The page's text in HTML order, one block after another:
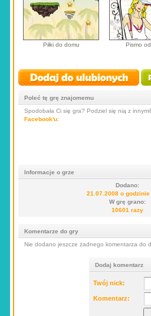
Piłki do domu Pismo
Poleć tę grę znajomemu
Spodobała Ci się gra? Podziel się nią z
Facebook'u:
Informacje o grze
Dodano:
21.07.2008 o godzinie
W grę grano:
10601 razy
Komentarze do gry
Nie dodano jeszcze żadnego komentarza do
Dodaj komentarz
Twój nick:
Komentarz: